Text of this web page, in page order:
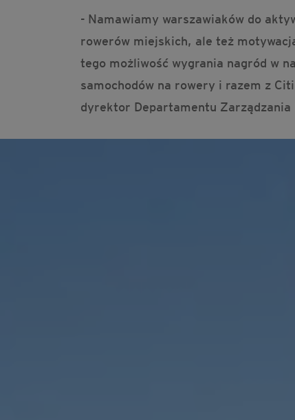
- Namawiamy warszawiaków do
rowerów miejskich, ale też
tego możliwość wygrania nagród w
samochodów na rowery i razem z
dyrektor Departamentu Zarządzania